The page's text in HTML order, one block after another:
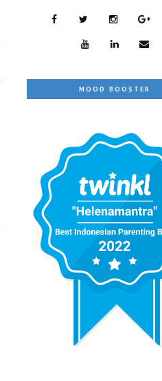
MOOD BOOSTER